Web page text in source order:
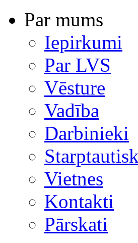
Par mums
Iepirkumi
Par LVS
Vēsture
Vadība
Darbinieki
Vietnes
Kontakti
Pārskati